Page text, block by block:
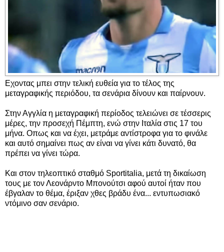
Εχοντας μπει στην τελική ευθεία για το τέλος της
μεταγραφικής περιόδου, τα σενάρια δίνουν και παίρνουν.
Στην Αγγλία η μεταγραφική περίοδος τελειώνει σε τέσσερις
μέρες, την προσεχή Πέμπτη, ενώ στην Ιταλία στις 17 του
μήνα. Οπως και να έχει, μετράμε αντίστροφα για το φινάλε
και αυτό σημαίνει πως αν είναι να γίνει κάτι δυνατό, θα
πρέπει να γίνει τώρα.
Και στον τηλεοπτικό σταθμό Sportitalia, μετά τη δικαίωση
τους με τον Λεονάρντο Μπονούτσι αφού αυτοί ήταν που
έβγαλαν το θέμα, έριξαν χθες βράδυ ένα... εντυπωσιακό
ντόμινο σαν σενάριο.